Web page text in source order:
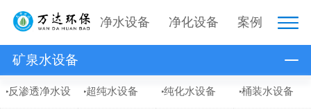
净水设备 净化设备 案例
矿泉水设备
反渗透净水设 超纯水设备 纯化水设备 桶装水设备